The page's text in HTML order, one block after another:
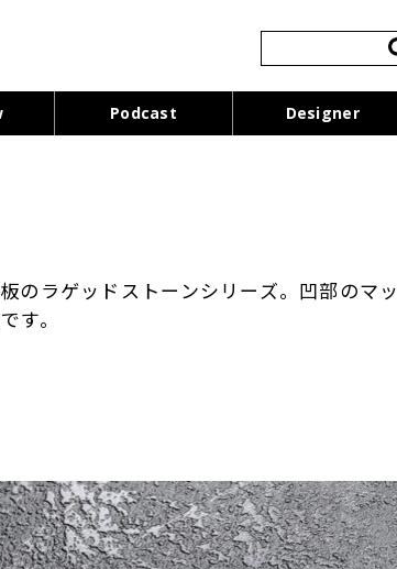
索:
Podcast Designer
のラゲッドストーンシリーズ。凹部のマッ
す。